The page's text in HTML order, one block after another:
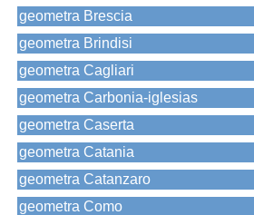
geometra Brescia
geometra Brindisi
geometra Cagliari
geometra Carbonia-iglesias
geometra Caserta
geometra Catania
geometra Catanzaro
geometra Como